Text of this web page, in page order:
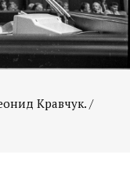
Кравчук. /